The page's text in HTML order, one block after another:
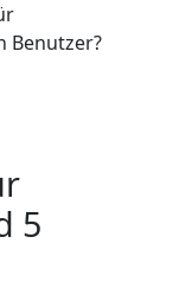
Benutzer?
5